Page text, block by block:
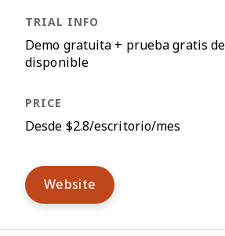
Demo gratuita + prueba gratis
disponible
Desde $2.8/escritorio/mes
Website